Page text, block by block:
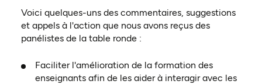
Voici quelques-uns des commentaires, suggestions
et appels à l'action que nous avons reçus des
panélistes de la table ronde :
Faciliter l'amélioration de la formation des
enseignants afin de les aider à interagir avec les